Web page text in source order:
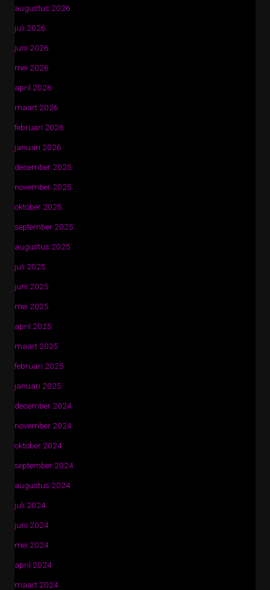
augustus 2026
juli 2026
juni 2026
mei 2026
april 2026
maart 2026
februari 2026
januari 2026
december 2025
november 2025
oktober 2025
september 2025
augustus 2025
juli 2025
juni 2025
mei 2025
april 2025
maart 2025
februari 2025
januari 2025
december 2024
november 2024
oktober 2024
september 2024
augustus 2024
juli 2024
juni 2024
mei 2024
april 2024
maart 2024